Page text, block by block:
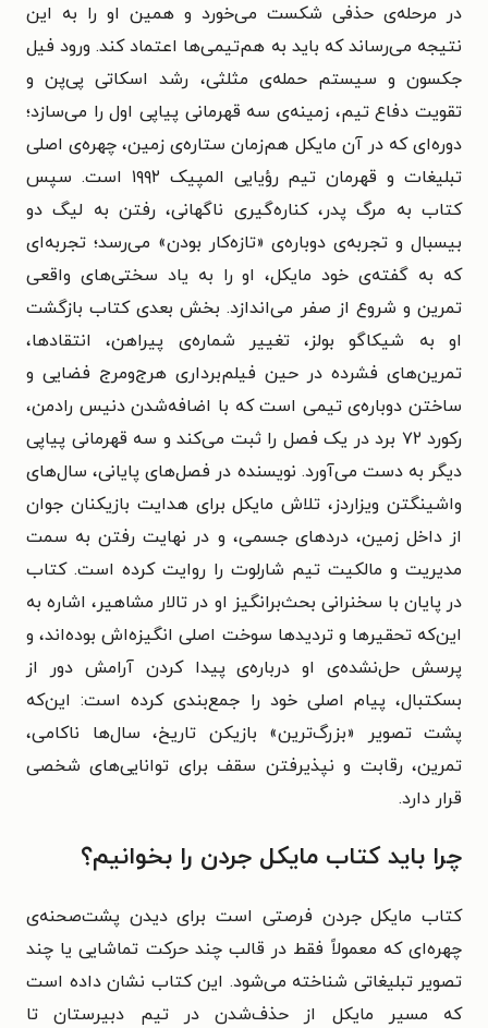
در مرحله‌ی حذفی شکست می‌خورد و همین او را به این
نتیجه می‌رساند که باید به هم‌تیمی‌ها اعتماد کند. ورود فیل
جکسون و سیستم حمله‌ی مثلثی، رشد اسکاتی پی‌پن و
تقویت دفاع تیم، زمینه‌ی سه قهرمانی پیاپی اول را می‌سازد؛
دوره‌ای که در آن مایکل هم‌زمان ستاره‌ی زمین، چهره‌ی اصلی
تبلیغات و قهرمان تیم رؤیایی المپیک ۱۹۹۲ است. سپس
کتاب به مرگ پدر، کناره‌گیری ناگهانی، رفتن به لیگ دو
بیسبال و تجربه‌ی دوباره‌ی «تازه‌کار بودن» می‌رسد؛ تجربه‌ای
که به گفته‌ی خود مایکل، او را به یاد سختی‌های واقعی
تمرین و شروع از صفر می‌اندازد. بخش بعدی کتاب بازگشت
او به شیکاگو بولز، تغییر شماره‌ی پیراهن، انتقادها،
تمرین‌های فشرده در حین فیلم‌برداری هرج‌ومرج فضایی و
ساختن دوباره‌ی تیمی است که با اضافه‌شدن دنیس رادمن،
رکورد ۷۲ برد در یک فصل را ثبت می‌کند و سه قهرمانی پیاپی
دیگر به دست می‌آورد. نویسنده در فصل‌های پایانی، سال‌های
واشینگتن ویزاردز، تلاش مایکل برای هدایت بازیکنان جوان
از داخل زمین، دردهای جسمی، و در نهایت رفتن به سمت
مدیریت و مالکیت تیم شارلوت را روایت کرده است. کتاب
در پایان با سخنرانی بحث‌برانگیز او در تالار مشاهیر، اشاره به
این‌که تحقیرها و تردیدها سوخت اصلی انگیزه‌اش بوده‌اند، و
پرسش حل‌نشده‌ی او درباره‌ی پیدا کردن آرامش دور از
بسکتبال، پیام اصلی خود را جمع‌بندی کرده است: این‌که
پشت تصویر «بزرگ‌ترین» بازیکن تاریخ، سال‌ها ناکامی،
تمرین، رقابت و نپذیرفتن سقف برای توانایی‌های شخصی
قرار دارد.
چرا باید کتاب مایکل جردن را بخوانیم؟
کتاب مایکل جردن فرصتی است برای دیدن پشت‌صحنه‌ی
چهره‌ای که معمولاً فقط در قالب چند حرکت تماشایی یا چند
تصویر تبلیغاتی شناخته می‌شود. این کتاب نشان داده است
که مسیر مایکل از حذف‌شدن در تیم دبیرستان تا